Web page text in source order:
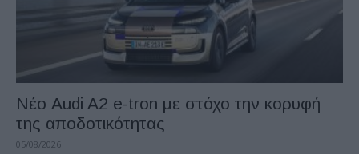
Νέο Audi A2 e-tron με στόχο την κορυφή
της αποδοτικότητας
05/08/2026